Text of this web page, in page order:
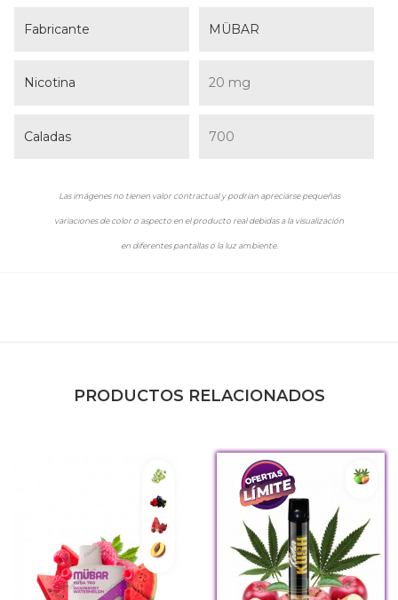
Fabricante MÜBAR
Nicotina 20 mg
Caladas 700
Las imágenes no tienen valor contractual y podrían apreciarse pequeñas
variaciones de color o aspecto en el producto real debidas a la visualización
en diferentes pantallas o la luz ambiente.
PRODUCTOS RELACIONADOS
Apple Pear
Fresh Mint
Mixed Berries
Raspberry Watermelon
Triple Peach